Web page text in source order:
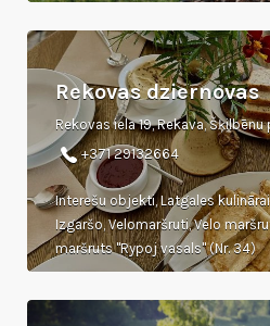
Rekovas dziernovas
Rekovas iela 19, Rekava,
+371 29132664
Interešu objekti, Latgales
Izgaršo, Velomaršruti, Velo
maršruts "Rypoj vasals" (Nr. 34)